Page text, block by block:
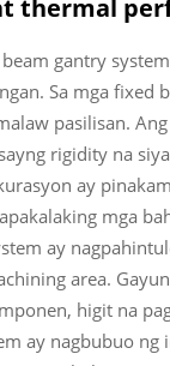
thermal
gantry
Sa mga fixed
pasilisan.
rigidity na
ay
mga
ay
area.
higit na
ay nagbubuo ng